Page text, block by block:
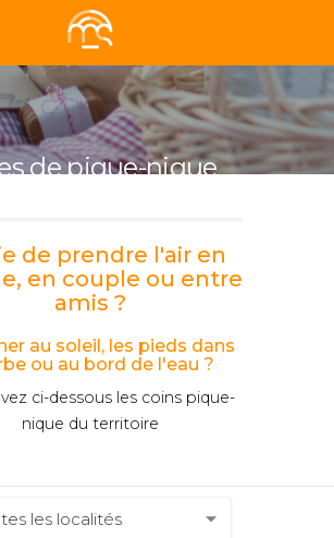
de pique-nique
de prendre l'air en
en couple ou entre
amis ?
au soleil, les pieds dans
ou au bord de l'eau ?
ci-dessous les coins pique-
nique du territoire